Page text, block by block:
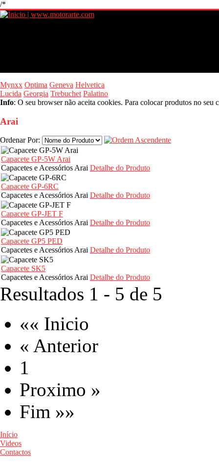
/*
Mynxx Optima Geneva Helvetica
Lucida Georgia Trebuchet Palatino
Info: O seu browser não aceita cookies. Para colocar produtos no
Arai
Ordenar Por:
Capacete GP-5W Arai
Capacetes e Acessórios Arai Detalhe do Produto
Capacete GP-6RC
Capacetes e Acessórios Arai Detalhe do Produto
Capacete GP-JET F
Capacetes e Acessórios Arai Detalhe do Produto
Capacete GP5 PED
Capacetes e Acessórios Arai Detalhe do Produto
Capacete SK5
Capacetes e Acessórios Arai Detalhe do Produto
Resultados 1 - 5 de 5
«« Inicio
« Anterior
1
Proximo »
Fim »»
Início
Videos
Contactos